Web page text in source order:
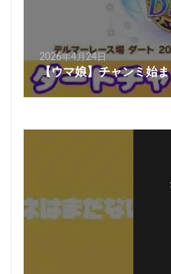
2026年4月24日
【ウマ娘】チャンミ始